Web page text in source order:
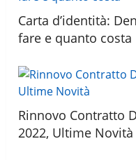
Carta d’identità:
fare e quanto costa
Rinnovo Contratto
2022, Ultime Novità